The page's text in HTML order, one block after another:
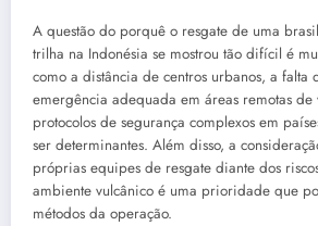
A questão do porquê o resgate de uma
trilha na Indonésia se mostrou tão difícil é
como a distância de centros urbanos, a falta
emergência adequada em áreas remotas de
protocolos de segurança complexos em
ser determinantes. Além disso, a
próprias equipes de resgate diante dos
ambiente vulcânico é uma prioridade que
métodos da operação.